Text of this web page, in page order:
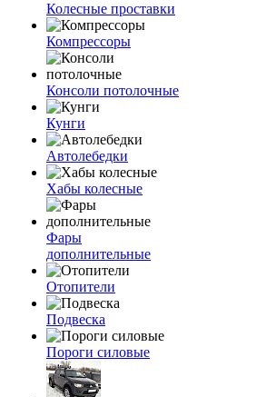
Колесные проставки
Компрессоры
Консоли потолочные
Кунги
Автолебедки
Хабы колесные
Фары
дополнительные
Отопители
Подвеска
Пороги силовые